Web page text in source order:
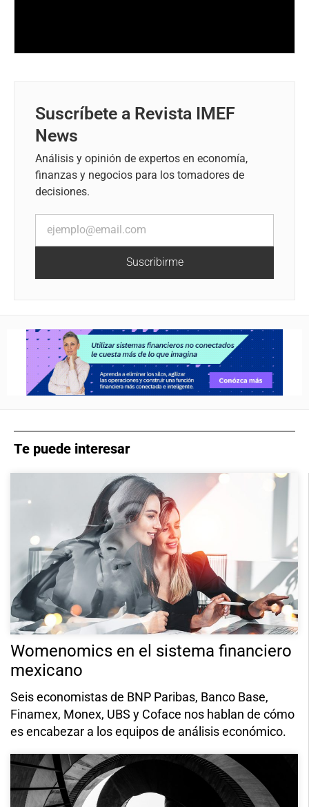
Suscríbete a Revista IMEF
News
Análisis y opinión de expertos en economía,
finanzas y negocios para los tomadores de
decisiones.
Suscribirme
Te puede interesar
Womenomics en el sistema financiero
mexicano
Seis economistas de BNP Paribas, Banco Base,
Finamex, Monex, UBS y Coface nos hablan de cómo
es encabezar a los equipos de análisis económico.